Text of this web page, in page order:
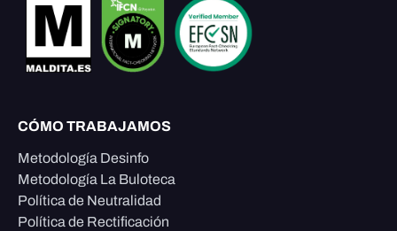
CÓMO TRABAJAMOS
Metodología Desinfo
Metodología La Buloteca
Política de Neutralidad
Política de Rectificación